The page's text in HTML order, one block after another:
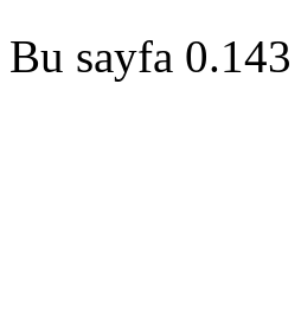
Bu sayfa